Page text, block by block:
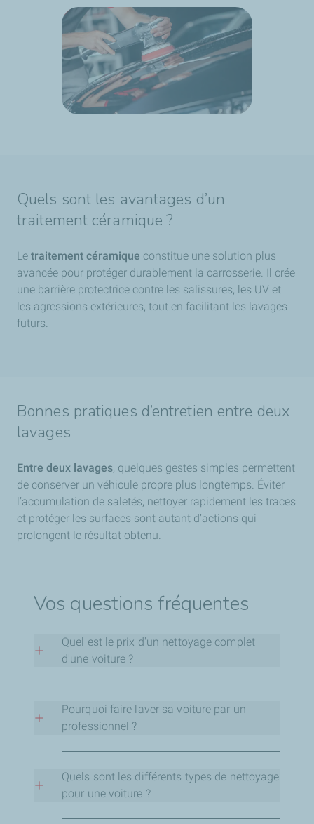
Quels sont les avantages d’un
traitement céramique ?
Le traitement céramique constitue une solution plus
avancée pour protéger durablement la carrosserie. Il crée
une barrière protectrice contre les salissures, les UV et
les agressions extérieures, tout en facilitant les lavages
futurs.
Bonnes pratiques d’entretien entre deux
lavages
Entre deux lavages, quelques gestes simples permettent
de conserver un véhicule propre plus longtemps. Éviter
l’accumulation de saletés, nettoyer rapidement les traces
et protéger les surfaces sont autant d’actions qui
prolongent le résultat obtenu.
Vos questions fréquentes
Quel est le prix d'un nettoyage complet
d'une voiture ?
de prestation, de la taille du véhicule et des
options choisies. En station ou chez un
Des prestations plus poussées, incluant le
traitement des sièges ou un polissage, peuvent
Pourquoi faire laver sa voiture par un
professionnel ?
résultat plus précis et homogène, notamment
sur les zones difficiles d’accès. Les équipes
Quels sont les différents types de nettoyage
pour une voiture ?